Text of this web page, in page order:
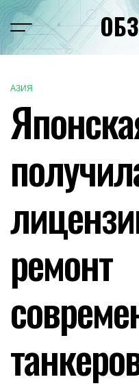
Перейти
к
содержимому
Меню
ОПУБЛИКОВАНО
АЗИЯ
ремонт